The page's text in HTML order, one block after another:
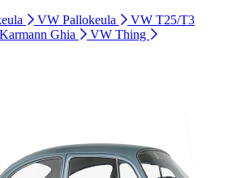
VW Pallokeula
VW T25/T3
Karmann Ghia VW Thing